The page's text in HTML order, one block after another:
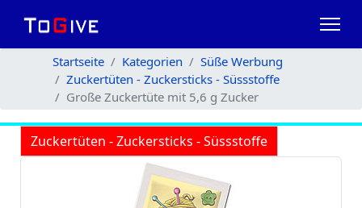
Startseite Kategorien
Süße Werbung
Zuckertüten - Zuckersticks - Süssstoffe
Große Zuckertüte mit 5,6 g Zucker
Zuckertüten - Zuckersticks - Süssstoffe